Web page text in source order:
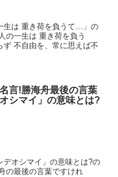
生は 重き荷を負うて…」の
の一生は 重き荷を負う
不自由を、常に思えば不
言!勝海舟最後の言葉
オシマイ」の意味とは?
オシマイ」の意味とは?の
の最後の言葉ですけれ